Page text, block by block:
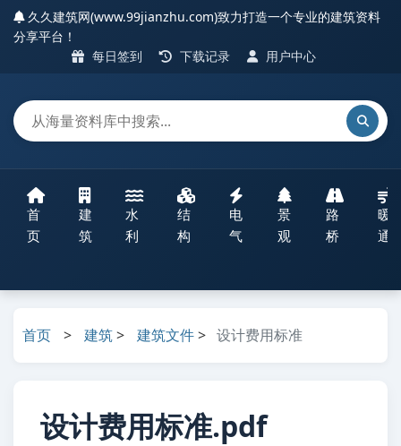
久久建筑网(www.99jianzhu.com)致力打造一个专业的建筑资料
分享平台！
每日签到
下载记录 用户中心
首
页
建
筑
水
利
结
构
电
气
景
观
路
桥
暖
通
首页 > 建筑> 建筑文件> 设计费用标准
设计费用标准.pdf